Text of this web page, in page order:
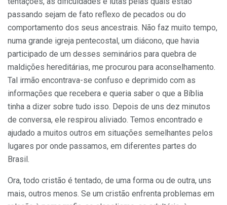
passando sejam de fato reflexo de pecados ou do
comportamento dos seus ancestrais. Não faz muito tempo,
numa grande igreja pentecostal, um diácono, que havia
participado de um desses seminários para quebra de
maldições hereditárias, me procurou para aconselhamento.
Tal irmão encontrava-se confuso e deprimido com as
informações que recebera e queria saber o que a Bíblia
tinha a dizer sobre tudo isso. Depois de uns dez minutos
de conversa, ele respirou aliviado. Temos encontrado e
ajudado a muitos outros em situações semelhantes pelos
lugares por onde passamos, em diferentes partes do
Brasil.
Ora, todo cristão é tentado, de uma forma ou de outra, uns
mais, outros menos. Se um cristão enfrenta problemas em